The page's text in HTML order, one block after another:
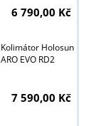
6 790,00 Kč
Kolimátor Holosun
ARO EVO RD2
7 590,00 Kč